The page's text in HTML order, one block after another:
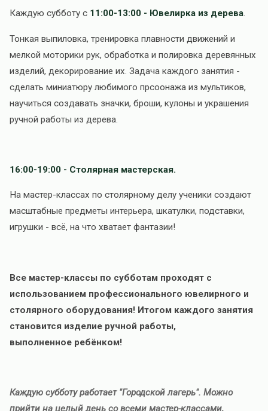
Каждую субботу с 11:00-13:00 - Ювелирка из дерева.
Тонкая выпиловка, тренировка плавности движений и
мелкой моторики рук, обработка и полировка деревянных
изделий, декорирование их. Задача каждого занятия -
сделать миниатюру любимого прсоонажа из мультиков,
научиться создавать значки, броши, кулоны и украшения
ручной работы из дерева.
16:00-19:00 - Столярная мастерская.
На мастер-классах по столярному делу ученики создают
масштабные предметы интерьера, шкатулки, подставки,
игрушки - всё, на что хватает фантазии!
Все мастер-классы по субботам проходят с
использованием профессионального ювелирного и
столярного оборудования! Итогом каждого занятия
становится изделие ручной работы,
выполненное ребёнком!
Каждую субботу работает "Городской лагерь". Можно
прийти на целый день со всеми мастер-классами,